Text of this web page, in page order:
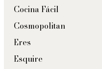
Cocina Fácil
Cosmopolitan
Eres
Esquire